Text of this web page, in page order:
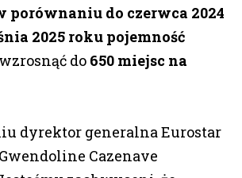
porównaniu do czerwca 2024
2025 roku pojemność
do 650 miejsc na
dyrektor generalna Eurostar
Cazenave